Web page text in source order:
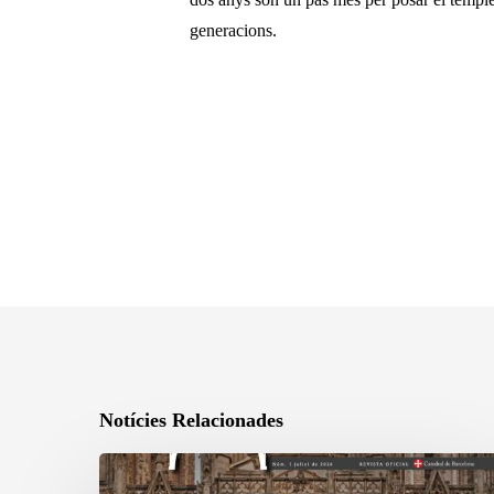
generacions.
Notícies Relacionades
La